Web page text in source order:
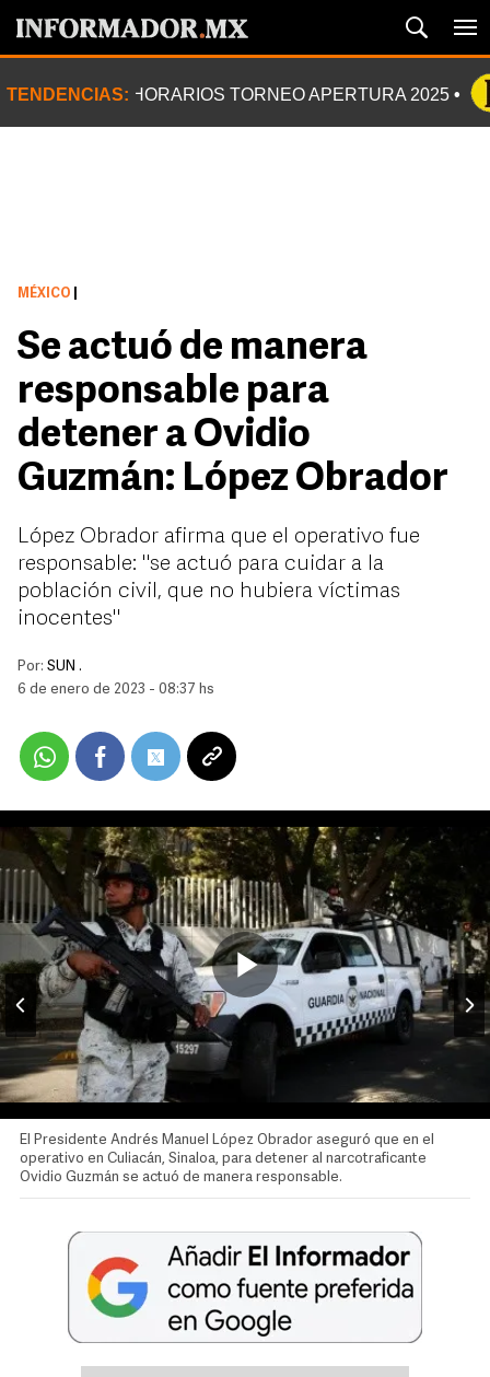
TENDENCIAS: HORARIOS TORNEO APERTURA 2025
MÉXICO
Se actuó de manera
responsable para
detener a Ovidio
Guzmán: López Obrador
López Obrador afirma que el operativo fue
responsable: "se actuó para cuidar a la
población civil, que no hubiera víctimas
inocentes"
Por: SUN .
6 de enero de 2023 - 08:37 hs
Play
Video
El Presidente Andrés Manuel López Obrador aseguró que en el
operativo en Culiacán, Sinaloa, para detener al narcotraficante
Ovidio Guzmán se actuó de manera responsable.